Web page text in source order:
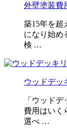
外壁塗装費
築15年を超
になり始め
検 …
ウッドデ
「ウッド
費用はいく
選べ …